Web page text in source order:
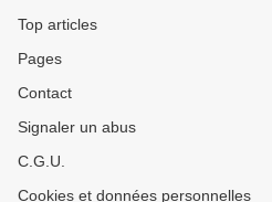
Top articles
Pages
Contact
Signaler un abus
C.G.U.
Cookies et données personnelles